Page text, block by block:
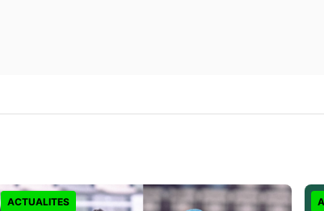
ACTUALITES